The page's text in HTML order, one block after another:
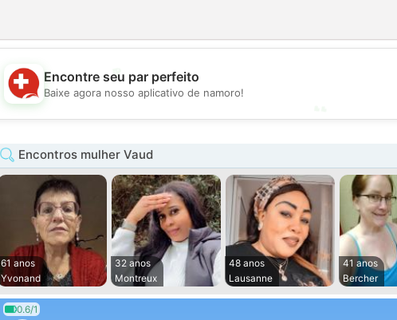
Encontre seu par perfeito
Baixe agora nosso aplicativo de namoro!
Encontros mulher Vaud
61 anos
Yvonand
32 anos
Montreux
48 anos
Lausanne
41 anos
Bercher
0.6/1